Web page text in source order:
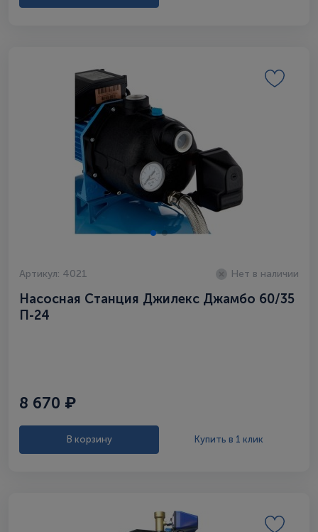
Артикул: 4021 Нет в наличии
Насосная Станция Джилекс Джамбо 60/35
П-24
8 670 ₽
В корзину Купить в 1 клик